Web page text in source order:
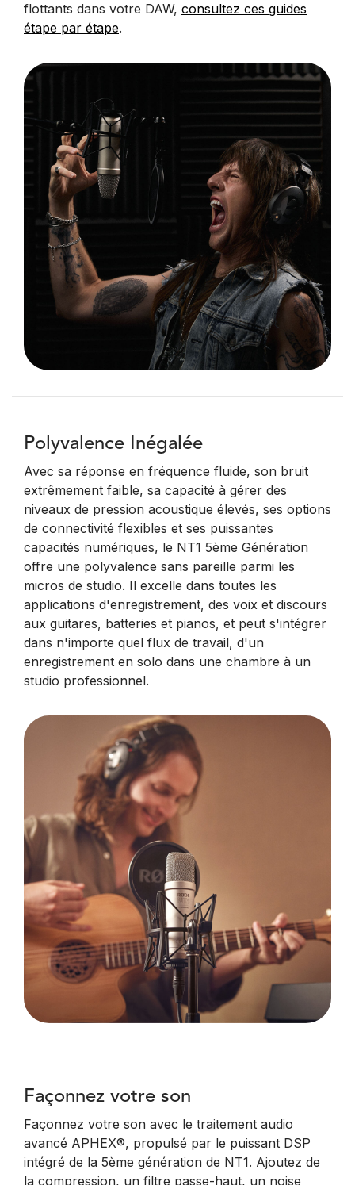
flottants dans votre DAW, consultez ces guides
étape par étape.
Polyvalence Inégalée
Avec sa réponse en fréquence fluide, son bruit
extrêmement faible, sa capacité à gérer des
niveaux de pression acoustique élevés, ses options
de connectivité flexibles et ses puissantes
capacités numériques, le NT1 5ème Génération
offre une polyvalence sans pareille parmi les
micros de studio. Il excelle dans toutes les
applications d'enregistrement, des voix et discours
aux guitares, batteries et pianos, et peut s'intégrer
dans n'importe quel flux de travail, d'un
enregistrement en solo dans une chambre à un
studio professionnel.
Façonnez votre son
Façonnez votre son avec le traitement audio
avancé APHEX®, propulsé par le puissant DSP
intégré de la 5ème génération de NT1. Ajoutez de
la compression, un filtre passe-haut, un noise